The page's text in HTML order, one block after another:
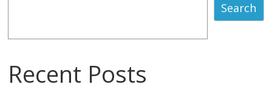
Search
Recent Posts